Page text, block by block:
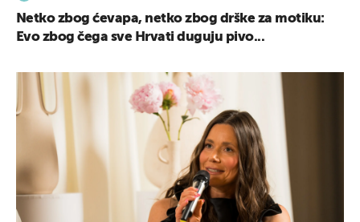
Netko zbog ćevapa, netko zbog drške za motiku:
Evo zbog čega sve Hrvati duguju pivo...